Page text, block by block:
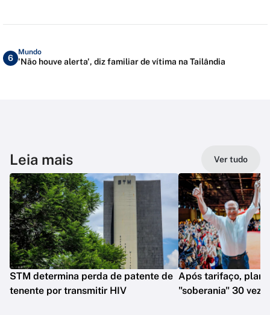
6
Mundo
'Não houve alerta', diz familiar de vítima na Tailândia
Leia mais Ver tudo
STM determina perda de patente de
tenente por transmitir HIV
Após tarifaço,
"soberania" 30